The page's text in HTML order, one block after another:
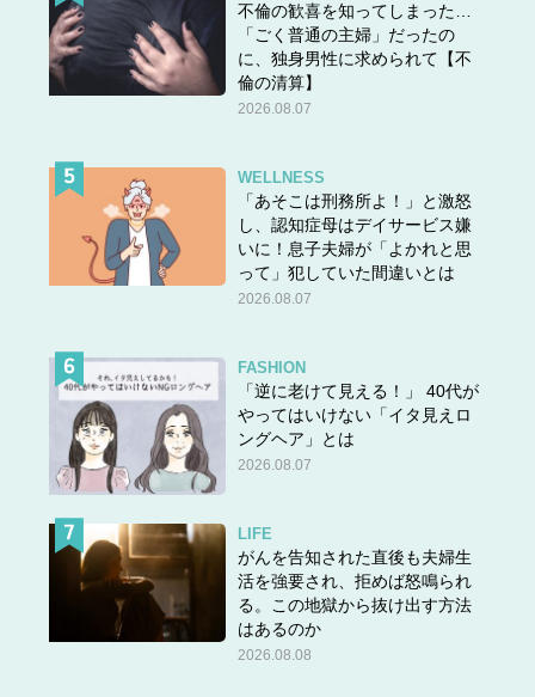
不倫の歓喜を知ってしまった…
「ごく普通の主婦」だったの
に、独身男性に求められて【不
倫の清算】
2026.08.07
WELLNESS
「あそこは刑務所よ！」と激怒
し、認知症母はデイサービス嫌
いに！息子夫婦が「よかれと思
って」犯していた間違いとは
2026.08.07
FASHION
「逆に老けて見える！」 40代が
やってはいけない「イタ見えロ
ングヘア」とは
2026.08.07
LIFE
がんを告知された直後も夫婦生
活を強要され、拒めば怒鳴られ
る。この地獄から抜け出す方法
はあるのか
2026.08.08